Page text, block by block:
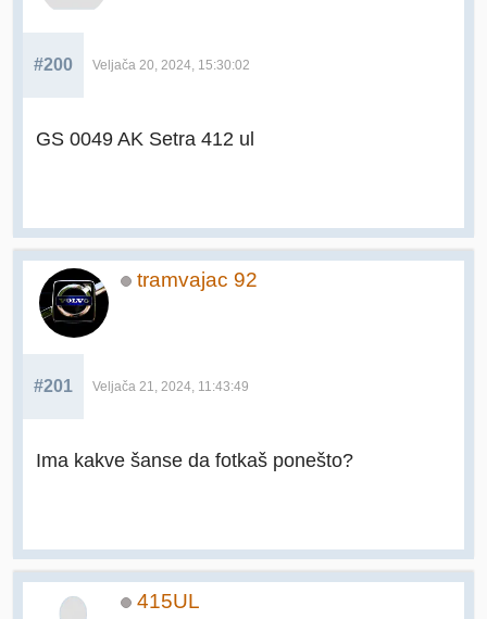
#200 Veljača 20, 2024, 15:30:02
GS 0049 AK Setra 412 ul
tramvajac 92
#201 Veljača 21, 2024, 11:43:49
Ima kakve šanse da fotkaš ponešto?
415UL